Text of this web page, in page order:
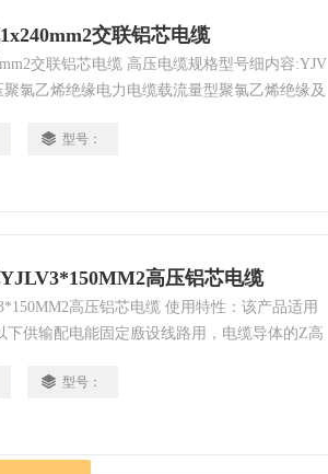
交联铝芯电缆
交联铝芯电缆 高压电缆规格型号细内容:YJV
聚氯乙烯绝缘电力电缆载流量型聚氯乙烯绝缘及
型号：
高压铝芯电缆
高压铝芯电缆 使用特性：该产品适用
下供输配电能固定廒设线路用，电缆导体的Z高
型号：